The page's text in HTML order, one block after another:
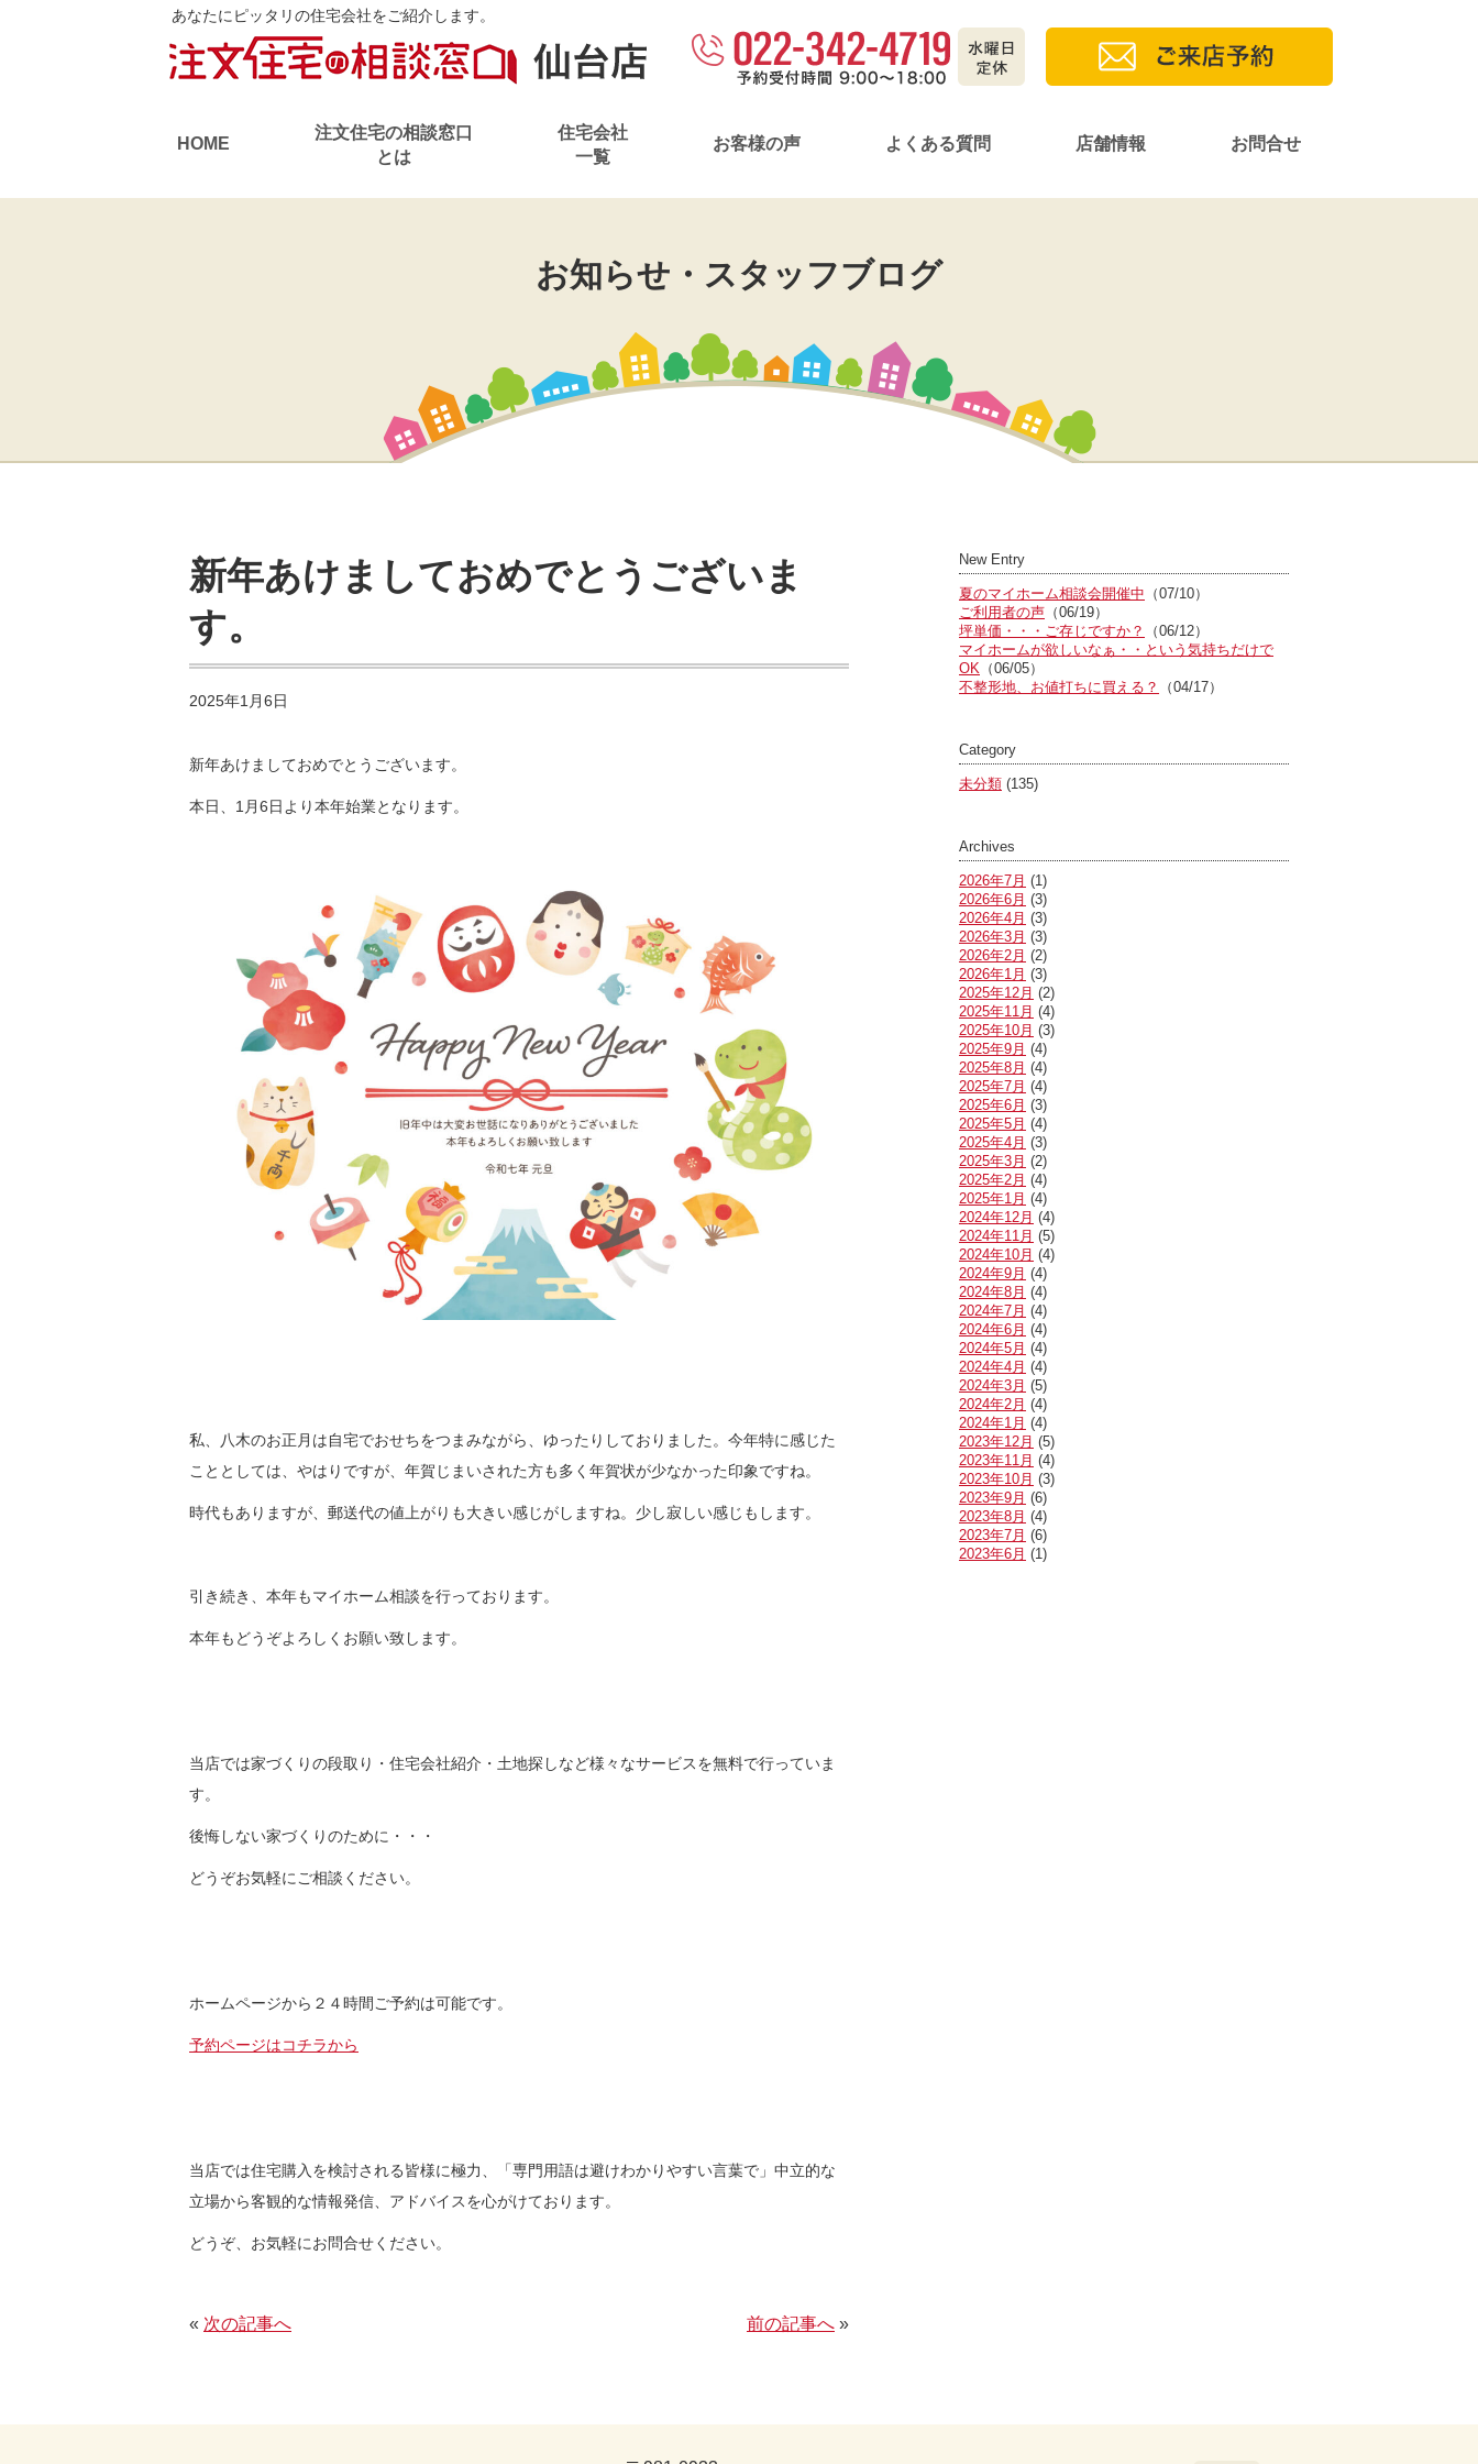
あなたにピッタリの住宅会社をご紹介します。
HOME
注文住宅の相談窓口
とは
住宅会社
一覧
お客様の声 よくある質問 店舗情報 お問合せ
お知らせ・スタッフブログ
新年あけましておめでとうございま
す。
2025年1月6日
新年あけましておめでとうございます。
本日、1月6日より本年始業となります。
私、八木のお正月は自宅でおせちをつまみながら、ゆったりしておりました。今年特に感じた
こととしては、やはりですが、年賀じまいされた方も多く年賀状が少なかった印象ですね。
時代もありますが、郵送代の値上がりも大きい感じがしますね。少し寂しい感じもします。
引き続き、本年もマイホーム相談を行っております。
本年もどうぞよろしくお願い致します。
当店では家づくりの段取り・住宅会社紹介・土地探しなど様々なサービスを無料で行っていま
す。
後悔しない家づくりのために・・・
どうぞお気軽にご相談ください。
ホームページから２４時間ご予約は可能です。
予約ページはコチラから
当店では住宅購入を検討される皆様に極力、「専門用語は避けわかりやすい言葉で」中立的な
立場から客観的な情報発信、アドバイスを心がけております。
どうぞ、お気軽にお問合せください。
« 次の記事へ 前の記事へ »
New Entry
夏のマイホーム相談会開催中 （07/10）
ご利用者の声 （06/19）
坪単価・・・ご存じですか？
（06/12）
マイホームが欲しいなぁ・・という気持ちだけで
OK （06/05）
不整形地、お値打ちに買える？
（04/17）
Category
未分類 (135)
Archives
2026年7月 (1)
2026年6月 (3)
2026年4月 (3)
2026年3月 (3)
2026年2月 (2)
2026年1月 (3)
2025年12月 (2)
2025年11月 (4)
2025年10月 (3)
2025年9月 (4)
2025年8月 (4)
2025年7月 (4)
2025年6月 (3)
2025年5月 (4)
2025年4月 (3)
2025年3月 (2)
2025年2月 (4)
2025年1月 (4)
2024年12月 (4)
2024年11月 (5)
2024年10月 (4)
2024年9月 (4)
2024年8月 (4)
2024年7月 (4)
2024年6月 (4)
2024年5月 (4)
2024年4月 (4)
2024年3月 (5)
2024年2月 (4)
2024年1月 (4)
2023年12月 (5)
2023年11月 (4)
2023年10月 (3)
2023年9月 (6)
2023年8月 (4)
2023年7月 (6)
2023年6月 (1)